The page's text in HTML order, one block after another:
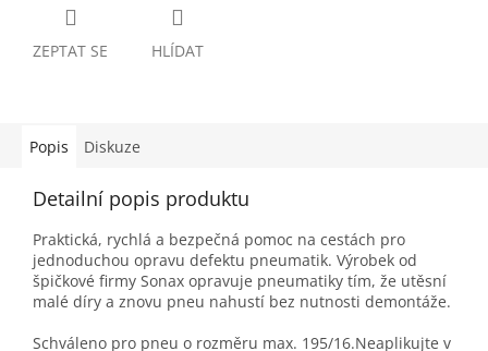
ZEPTAT SE HLÍDAT
Popis Diskuze
Detailní popis produktu
Praktická, rychlá a bezpečná pomoc na cestách pro
jednoduchou opravu defektu pneumatik. Výrobek od
špičkové firmy Sonax opravuje pneumatiky tím, že utěsní
malé díry a znovu pneu nahustí bez nutnosti demontáže.
Schváleno pro pneu o rozměru max. 195/16.Neaplikujte v